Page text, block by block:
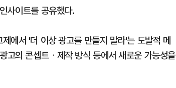
사이트를 공유했다.
에서 '더 이상 광고를 만들지 말라'는 도발적 메
고의 콘셉트ᆞ제작 방식 등에서 새로운 가능성을